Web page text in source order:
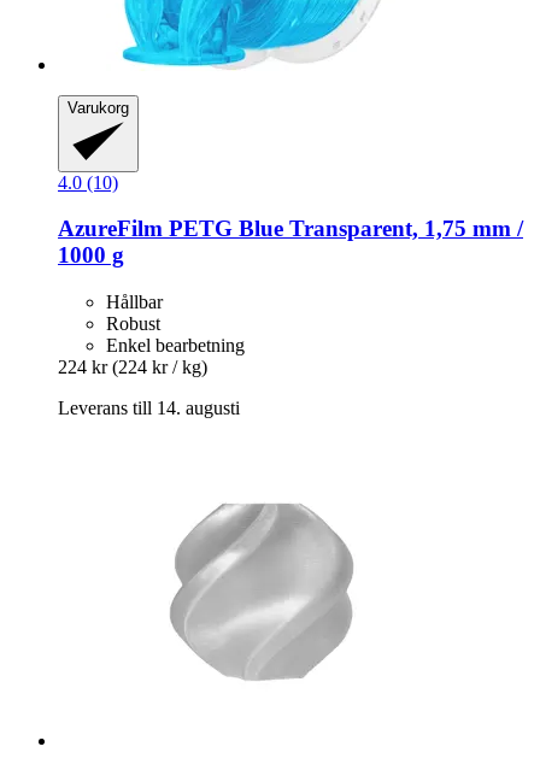
Varukorg
4.0 (10)
AzureFilm PETG Blue Transparent, 1,75 mm /
1000 g
Hållbar
Robust
Enkel bearbetning
224 kr (224 kr / kg)
Leverans till 14. augusti